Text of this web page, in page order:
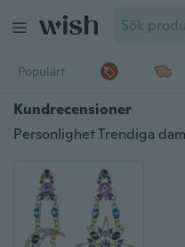
Populärt
Kundrecensioner